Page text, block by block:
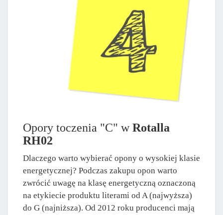
Opory toczenia "C" wRotalla
RH02
Dlaczego warto wybierać opony o wysokiej klasie
energetycznej? Podczas zakupu opon warto
zwrócić uwagę na klasę energetyczną oznaczoną
na etykiecie produktu literami od A (najwyższa)
do G (najniższa). Od 2012 roku producenci mają